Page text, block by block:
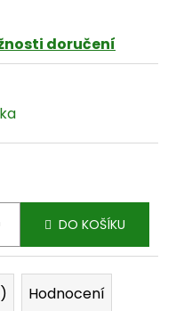
doručení
DO KOŠÍKU
Hodnocení